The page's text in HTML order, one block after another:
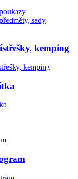
sady
kemping